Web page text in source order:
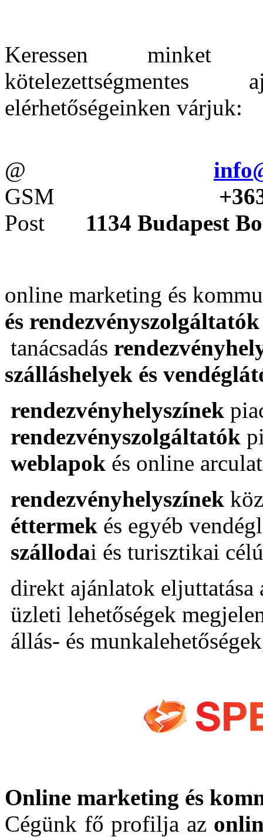
Keressen minket
elérhetőségeinken várjuk:
@
GSM
Post 1134 Budapest
online marketing és
és
tanácsadás
szálláshelyek és
rendezvényhelyszínek
rendezvényszolgáltatók
weblapok és online
rendezvényhelyszínek
éttermek és egyéb
szállodai és turisztikai
direkt ajánlatok eljuttatása
üzleti lehetőségek
állás- és
Online marketing és
Cégünk fő profilja az